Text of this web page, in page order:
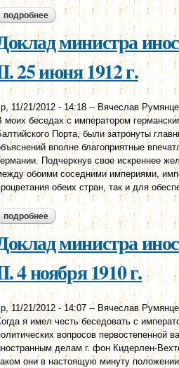
подробнее о русское
1914 г.
министра
25 июня 1912 г.
11/21/2012 - 14:18 --Вячеслав
моих беседах с императором
Порта, были затронуты
вполне благоприятные
Подчеркнув свое искреннее
обоими соседними империями,
обеих стран, так и для
подробнее о доклад министра
министра
4 ноября 1910 г.
11/21/2012 - 14:07 --Вячеслав
я имел честь беседовать с
вопросов первостепенной
делам г. фон Кидерлен-
они в настоящую минуту